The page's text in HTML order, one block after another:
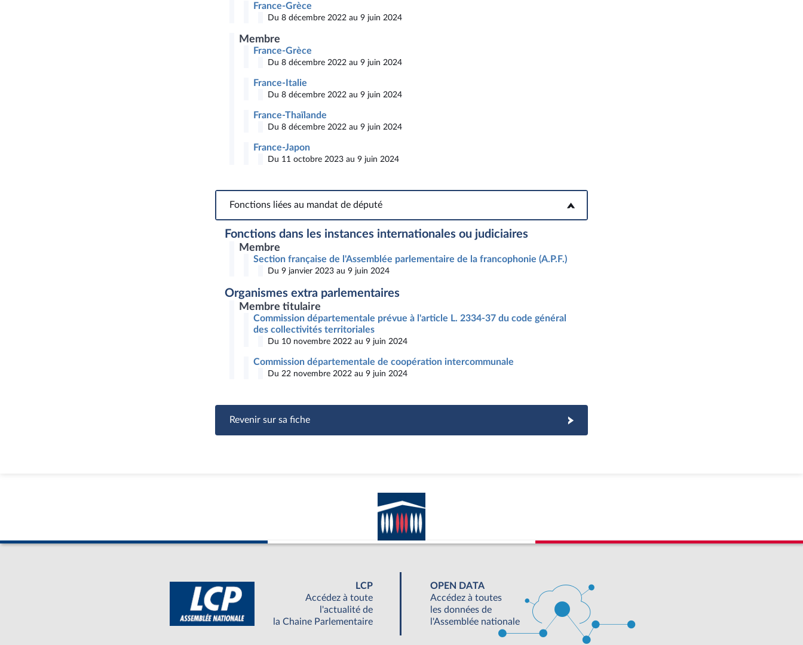
France-Grèce
Du 8 décembre 2022 au 9 juin 2024
Membre
France-Grèce
Du 8 décembre 2022 au 9 juin 2024
France-Italie
Du 8 décembre 2022 au 9 juin 2024
France-Thaïlande
Du 8 décembre 2022 au 9 juin 2024
France-Japon
Du 11 octobre 2023 au 9 juin 2024
Fonctions liées au mandat de députéFonctions liées au mandat de député
Fonctions dans les instances internationales ou judiciaires
Membre
Section française de l'Assemblée parlementaire de la francophonie (A.P.F.)
Du 9 janvier 2023 au 9 juin 2024
Organismes extra parlementaires
Membre titulaire
Commission départementale prévue à l'article L. 2334-37 du code général
des collectivités territoriales
Du 10 novembre 2022 au 9 juin 2024
Commission départementale de coopération intercommunale
Du 22 novembre 2022 au 9 juin 2024
Revenir sur sa fiche
LCP
Accédez à toute
l'actualité de
la Chaine Parlementaire
OPEN DATA
Accédez à toutes
les données de
l'Assemblée nationale